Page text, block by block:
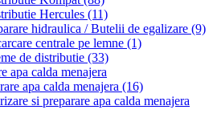
Hercules (11)
hidraulica / Butelii de egalizare (9)
centrale pe lemne (1)
de distributie (33)
apa calda menajera
apa calda menajera (16)
si preparare apa calda menajera